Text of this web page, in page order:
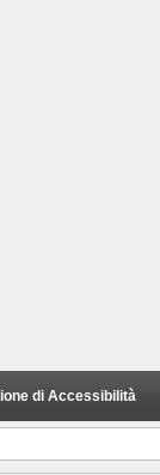
di Accessibilità